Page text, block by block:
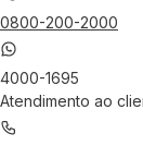
0800-200-2000
4000-1695
Atendimento ao